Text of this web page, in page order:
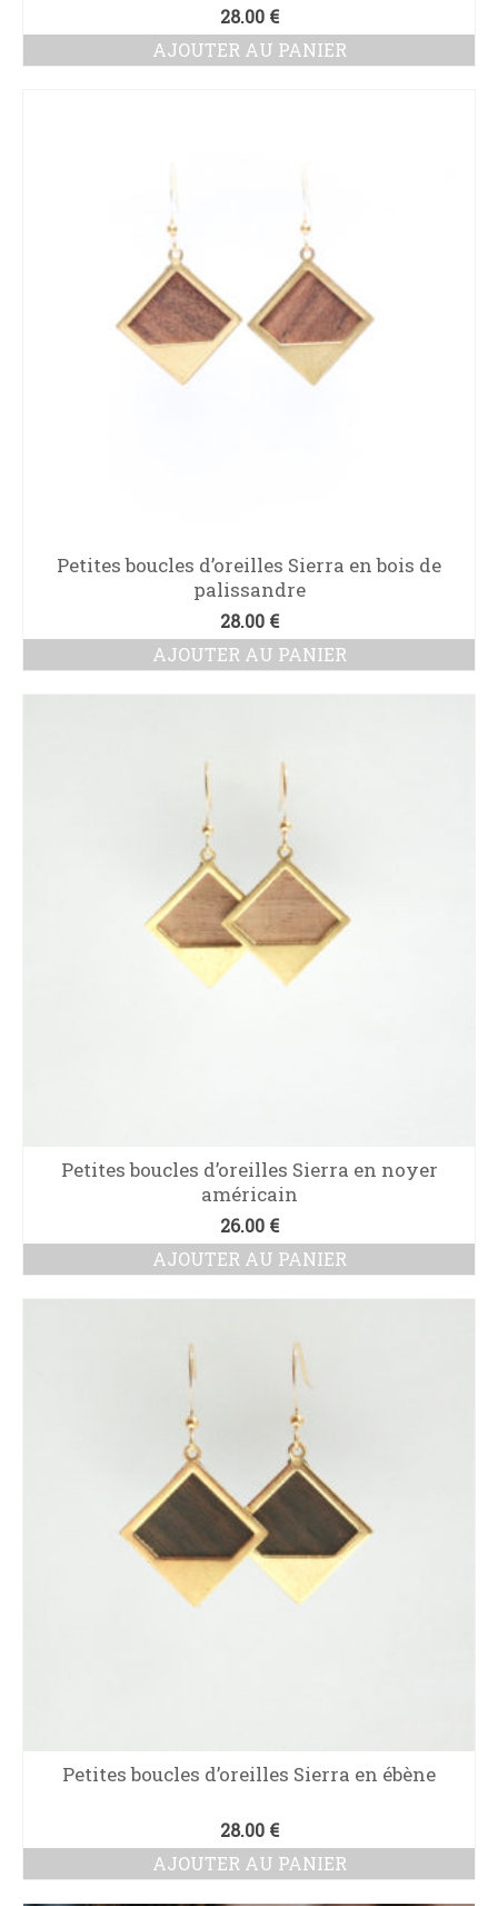
28.00 €
AJOUTER AU PANIER
Petites boucles d’oreilles Sierra en bois de
palissandre
28.00 €
AJOUTER AU PANIER
Petites boucles d’oreilles Sierra en noyer
américain
26.00 €
AJOUTER AU PANIER
Petites boucles d’oreilles Sierra en ébène
28.00 €
AJOUTER AU PANIER